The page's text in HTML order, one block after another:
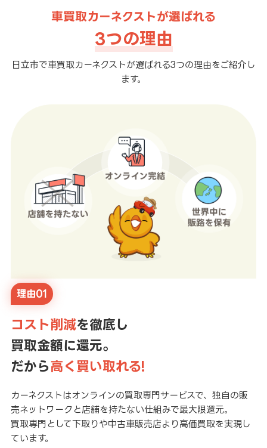
車買取カーネクストが選ばれる
3つの理由
日立市で車買取カーネクストが選ばれる3つの理由をご紹介し
ます。
理由01
コスト削減を徹底し
買取金額に還元。
だから高く買い取れる!
カーネクストはオンラインの買取専門サービスで、独自の販
売ネットワークと店舗を持たない仕組みで最大限還元。
買取専門として下取りや中古車販売店より高価買取を実現し
ています。